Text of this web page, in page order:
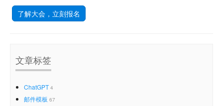
了解大会，立刻报名
文章标签
ChatGPT 4
邮件模板 67